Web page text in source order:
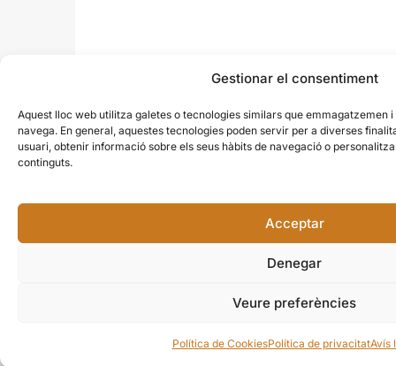
Gestionar el consentiment
Aquest lloc web utilitza galetes o tecnologies similars que emmagatzemen
navega. En general, aquestes tecnologies poden servir per a diverses
usuari, obtenir informació sobre els seus hàbits de navegació o
continguts.
Acceptar
Denegar
Veure preferències
Política de CookiesPolítica de privacitatAvís